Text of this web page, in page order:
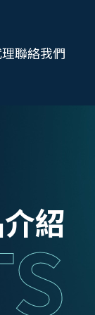
聯絡我們
紹